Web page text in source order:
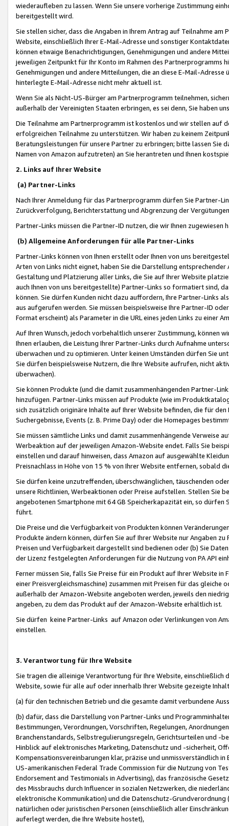
wiederaufleben zu lassen. Wenn Sie unsere vorherige Zustimmung
bereitgestellt wird.
Sie stellen sicher, dass die Angaben in Ihrem Antrag auf Teilnahme
Website, einschließlich Ihrer E-Mail-Adresse und sonstiger
können etwaige Benachrichtigungen, Genehmigungen und andere
jeweiligen Zeitpunkt für Ihr Konto im Rahmen des Partnerprogramms
Genehmigungen und andere Mitteilungen, die an diese E-Mail-
hinterlegte E-Mail-Adresse nicht mehr aktuell ist.
Wenn Sie als Nicht-US-Bürger am Partnerprogramm teilnehmen,
außerhalb der Vereinigten Staaten erbringen, es sei denn, Sie haben
Die Teilnahme am Partnerprogramm ist kostenlos und wir stellen auf
erfolgreichen Teilnahme zu unterstützen. Wir haben zu keinem
Beratungsleistungen für unsere Partner zu erbringen; bitte lassen Sie
Namen von Amazon aufzutreten) an Sie herantreten und Ihnen
2. Links auf Ihrer Website
(a) Partner-Links
Nach Ihrer Anmeldung für das Partnerprogramm dürfen Sie Partner-
Zurückverfolgung, Berichterstattung und Abgrenzung der
Partner-Links müssen die Partner-ID nutzen, die wir Ihnen zugewiesen
(b) Allgemeine Anforderungen für alle Partner-Links
Partner-Links können von Ihnen erstellt oder Ihnen von uns
Arten von Links nicht eignet, haben Sie die Darstellung
Gestaltung und Platzierung aller Links, die Sie auf Ihrer Website
auch Ihnen von uns bereitgestellte) Partner-Links so formatiert sind,
können. Sie dürfen Kunden nicht dazu auffordern, Ihre Partner-Links
aus aufgerufen werden. Sie müssen beispielsweise Ihre Partner-ID
Format erscheint) als Parameter in die URL eines jeden Links zu einer
Auf Ihren Wunsch, jedoch vorbehaltlich unserer Zustimmung, können
Ihnen erlauben, die Leistung Ihrer Partner-Links durch Aufnahme
überwachen und zu optimieren. Unter keinen Umständen dürfen Sie
Sie dürfen beispielsweise Nutzern, die Ihre Website aufrufen, nicht
überwachen).
Sie können Produkte (und die damit zusammenhängenden Partner-
hinzufügen. Partner-Links müssen auf Produkte (wie im
sich zusätzlich originäre Inhalte auf Ihrer Website befinden, die für
Suchergebnisse, Events (z. B. Prime Day) oder die Homepages
Sie müssen sämtliche Links und damit zusammenhängende
Werbeaktion auf der jeweiligen Amazon-Website endet. Falls Sie
einstellen und darauf hinweisen, dass Amazon auf ausgewählte
Preisnachlass in Höhe von 15 % von Ihrer Website entfernen, sobald
Sie dürfen keine unzutreffenden, überschwänglichen, täuschenden
unsere Richtlinien, Werbeaktionen oder Preise aufstellen. Stellen Sie
angebotenen Smartphone mit 64 GB Speicherkapazität ein, so dürfen
führt.
Die Preise und die Verfügbarkeit von Produkten können
Produkte ändern können, dürfen Sie auf Ihrer Website nur Angaben
Preisen und Verfügbarkeit dargestellt sind bedienen oder (b) Sie
der Lizenz festgelegten Anforderungen für die Nutzung von PA API
Ferner müssen Sie, falls Sie Preise für ein Produkt auf Ihrer Website
einer Preisvergleichsmaschine) zusammen mit Preisen für das
außerhalb der Amazon-Website angeboten werden, jeweils den
angeben, zu dem das Produkt auf der Amazon-Website erhältlich ist.
Sie dürfen keine Partner-Links auf Amazon oder Verlinkungen von
einstellen.
3. Verantwortung für Ihre Website
Sie tragen die alleinige Verantwortung für Ihre Website,
Website, sowie für alle auf oder innerhalb Ihrer Website gezeigte
(a) für den technischen Betrieb und die gesamte damit verbundene
(b) dafür, dass die Darstellung von Partner-Links und
Bestimmungen, Verordnungen, Vorschriften, Regelungen,
Branchenstandards, Selbstregulierungsregeln, Gerichtsurteilen und -
Hinblick auf elektronisches Marketing, Datenschutz und -sicherheit,
Kompensationsvereinbarungen klar, präzise und unmissverständlich
US-amerikanischen Federal Trade Commission für die Nutzung von
Endorsement and Testimonials in Advertising), das französische
des Missbrauchs durch Influencer in sozialen Netzwerken, die
elektronische Kommunikation) und die Datenschutz-
natürlichen oder juristischen Personen (einschließlich aller
auferlegt werden, die Ihre Website hostet),